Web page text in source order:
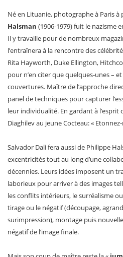
Né en Lituanie, photographe à Paris à
Halsman (1906-1979) fuit le nazisme
Il y travaille pour de nombreux
l’entraînera à la rencontre des
Rita Hayworth, Duke Ellington,
pour n’en citer que quelques-unes –
couvertures. Maître de l’approche
panel de techniques pour capturer
leur individualité. En gardant à
Diaghilev au jeune Cocteau: «
Salvador Dali fera aussi de Philippe
excentricités tout au long d’une
décennies. Leurs idées imposent un
laborieux pour arriver à des images
les conflits intérieurs, le surréalisme
tirage ou le négatif (découpage,
surimpression), montage puis
négatif de l’image finale.